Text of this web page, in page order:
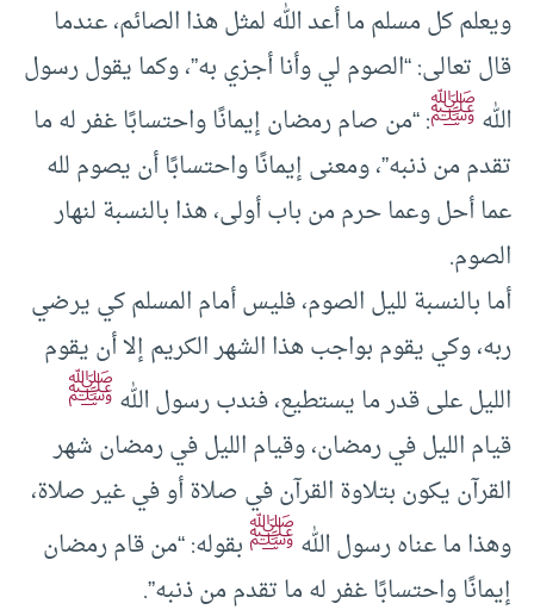
ويعلم كل مسلم ما أعد الله لمثل هذا الصائم، عندما
قال تعالى: “الصوم لي وأنا أجزي به”، وكما يقول رسول
اللهﷺ: “من صام رمضان إيمانًا واحتسابًا غفر له ما
تقدم من ذنبه”، ومعنى إيمانًا واحتسابًا أن يصوم لله
عما أحل وعما حرم من باب أولى، هذا بالنسبة لنهار
الصوم.
أما بالنسبة لليل الصوم، فليس أمام المسلم كي يرضي
ربه، وكي يقوم بواجب هذا الشهر الكريم إلا أن يقوم
الليل على قدر ما يستطيع، فندب رسول اللهﷺ
قيام الليل في رمضان، وقيام الليل في رمضان شهر
القرآن يكون بتلاوة القرآن في صلاة أو في غير صلاة،
وهذا ما عناه رسول اللهﷺبقوله: “من قام رمضان
إيمانًا واحتسابًا غفر له ما تقدم من ذنبه”.